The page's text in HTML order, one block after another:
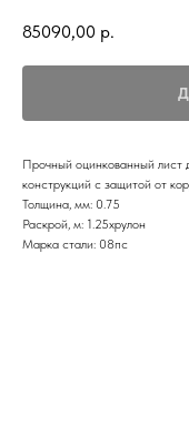
85090,00 р.
Прочный оцинкованный лист
конструкций с защитой от
Толщина, мм: 0.75
Раскрой, м: 1.25хрулон
Марка стали: 08пс